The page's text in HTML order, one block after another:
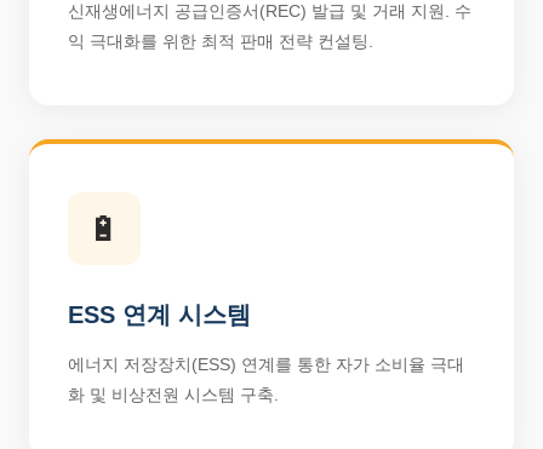
신재생에너지 공급인증서(REC) 발급 및 거래 지원. 수
익 극대화를 위한 최적 판매 전략 컨설팅.
🔋
ESS 연계 시스템
에너지 저장장치(ESS) 연계를 통한 자가 소비율 극대
화 및 비상전원 시스템 구축.